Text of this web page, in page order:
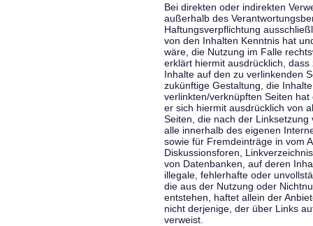
Bei direkten oder indirekten
außerhalb des
Haftungsverpflichtung
von den Inhalten Kenntnis hat
wäre, die Nutzung im Falle
erklärt hiermit ausdrücklich,
Inhalte auf den zu verlinkenden
zukünftige Gestaltung, die
verlinkten/verknüpften Seiten
er sich hiermit ausdrücklich von
Seiten, die nach der
alle innerhalb des eigenen
sowie für Fremdeinträge in vom
Diskussionsforen,
von Datenbanken, auf deren
illegale, fehlerhafte oder
die aus der Nutzung oder
entstehen, haftet allein der
nicht derjenige, der über Links
verweist.